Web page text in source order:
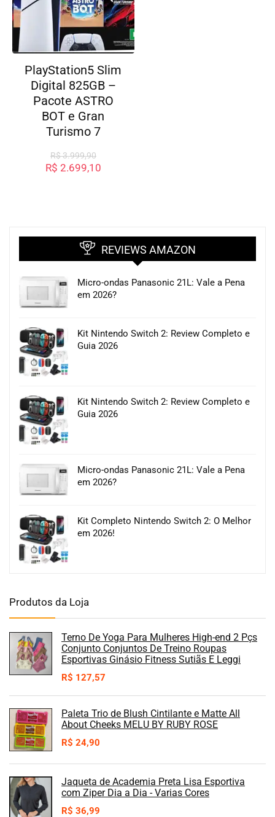
PlayStation5 Slim
Digital 825GB –
Pacote ASTRO
BOT e Gran
Turismo 7
R$3.999,90
R$ 2.699,10
REVIEWS AMAZON
Micro-ondas Panasonic 21L: Vale a Pena
em 2026?
Kit Nintendo Switch 2: Review Completo e
Guia 2026
Kit Nintendo Switch 2: Review Completo e
Guia 2026
Micro-ondas Panasonic 21L: Vale a Pena
em 2026?
Kit Completo Nintendo Switch 2: O Melhor
em 2026!
Produtos da Loja
Terno De Yoga Para Mulheres High-end 2 Pçs
Conjunto Conjuntos De Treino Roupas
Esportivas Ginásio Fitness Sutiãs E Leggi
R$ 127,57
Paleta Trio de Blush Cintilante e Matte All
About Cheeks MELU BY RUBY ROSE
R$ 24,90
Jaqueta de Academia Preta Lisa Esportiva
com Ziper Dia a Dia - Varias Cores
R$ 36,99